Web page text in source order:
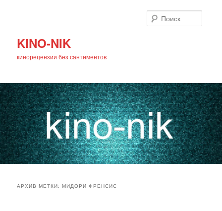
KINO-NIK
кинорецензии без сантиментов
АРХИВ МЕТКИ:МИДОРИ ФРЕНСИС